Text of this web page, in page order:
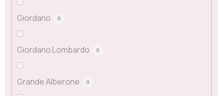
Giordano 0
Giordano Lombardo 0
Grande Alberone 0